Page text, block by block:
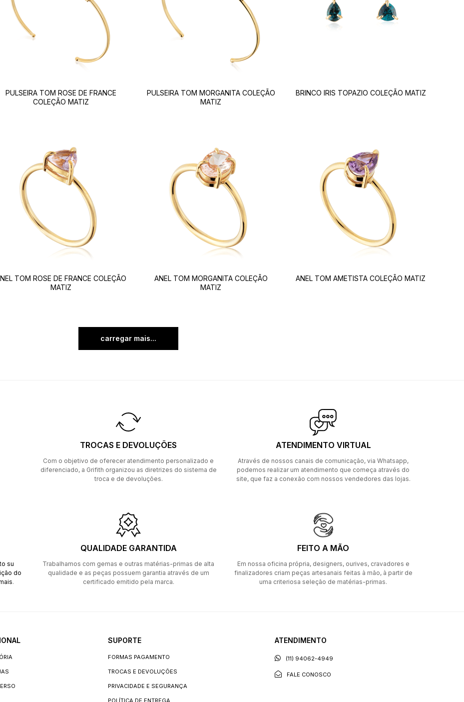
PULSEIRA TOM ROSE DE FRANCE
COLEÇÃO MATIZ
PULSEIRA TOM MORGANITA COLEÇÃO
MATIZ
BRINCO IRIS TOPAZIO COLEÇÃO MATIZ
TOM ROSE DE FRANCE COLEÇÃO
MATIZ
ANEL TOM MORGANITA COLEÇÃO
MATIZ
ANEL TOM AMETISTA COLEÇÃO MATIZ
carregar mais
TROCAS E DEVOLUÇÕES
Com o objetivo de oferecer atendimento personalizado e
diferenciado, a Grifith organizou as diretrizes do sistema de
troca e de devoluções.
ATENDIMENTO VIRTUAL
Através de nossos canais de comunicação, via Whatsapp,
podemos realizar um atendimento que começa através do
site, que faz a conexão com nossos vendedores das lojas.
su
do
.
QUALIDADE GARANTIDA
Trabalhamos com gemas e outras matérias-primas de alta
qualidade e as peças possuem garantia através de um
certificado emitido pela marca.
FEITO A MÃO
Em nossa oficina própria, designers, ourives, cravadores e
finalizadores criam peças artesanais feitas à mão, à partir de
uma criteriosa seleção de matérias-primas.
SUPORTE
FORMAS PAGAMENTO
TROCAS E DEVOLUÇÕES
PRIVACIDADE E SEGURANÇA
POLÍTICA DE ENTREGA
ATENDIMENTO
(11) 94062-4949
FALE CONOSCO